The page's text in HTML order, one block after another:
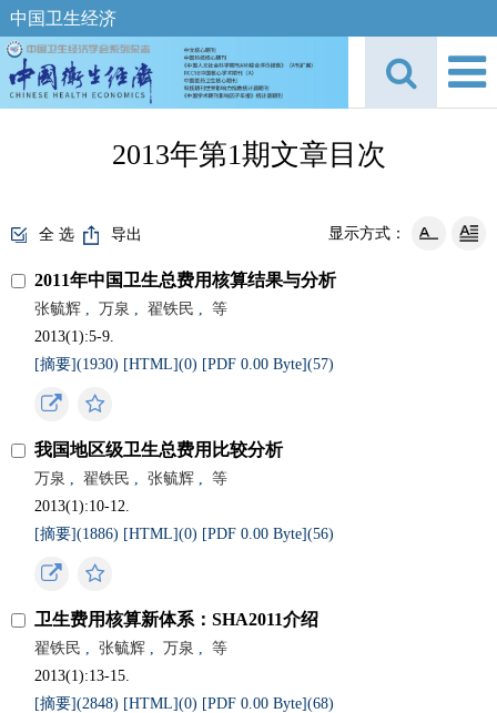
中国卫生经济
2013年第1期文章目次
全 选 导出 显示方式：
2011年中国卫生总费用核算结果与分析
张毓辉 , 万泉 , 翟铁民 ,
等
2013(1):5-9.
[摘要](1930) [HTML](0) [PDF 0.00 Byte](57)
我国地区级卫生总费用比较分析
万泉 , 翟铁民 , 张毓辉 ,
等
2013(1):10-12.
[摘要](1886) [HTML](0) [PDF 0.00 Byte](56)
卫生费用核算新体系：SHA2011介绍
翟铁民 , 张毓辉 , 万泉 ,
等
2013(1):13-15.
[摘要](2848) [HTML](0) [PDF 0.00 Byte](68)